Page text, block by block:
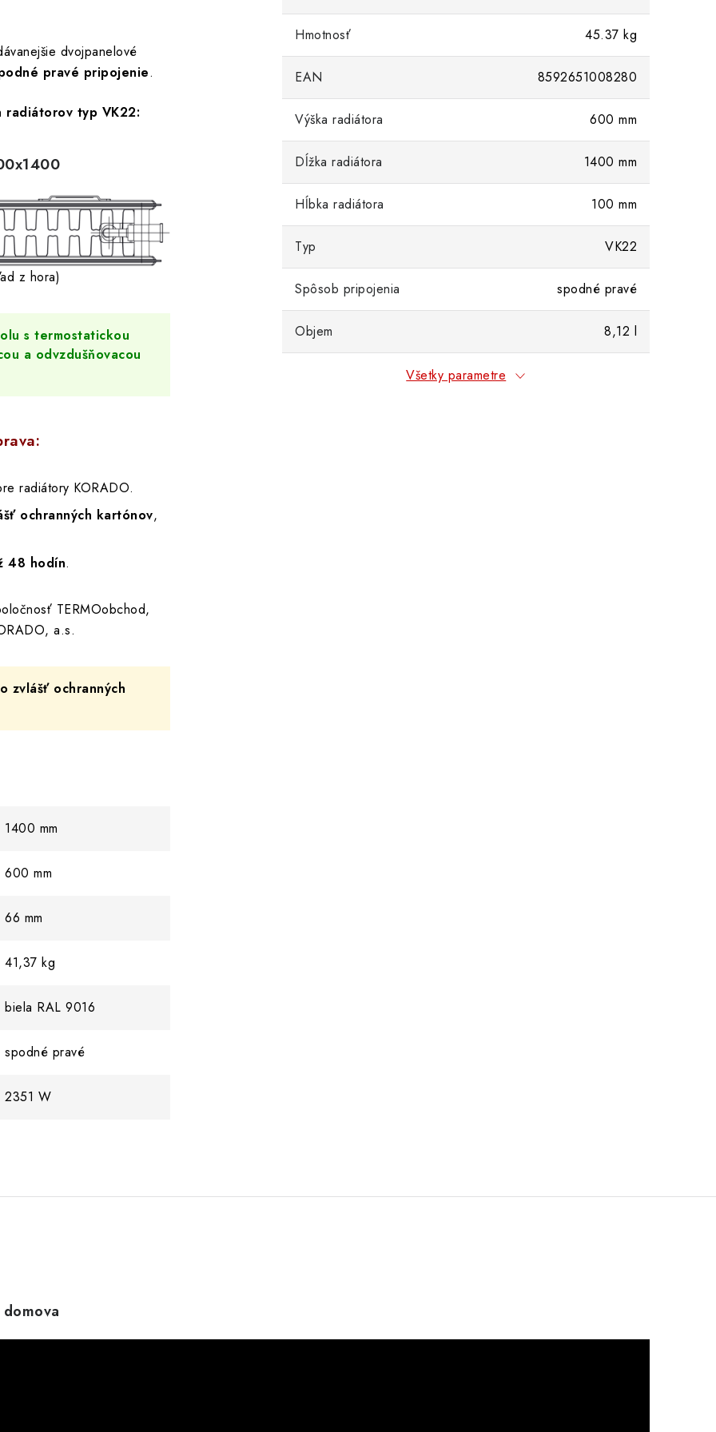
dvojpanelové
pravé pripojenie.
radiátorov typ VK22:
z hora)
s termostatickou
a odvzdušňovacou
radiátory KORADO.
ochranných kartónov,
48 hodín.
TERMOobchod,
a.s.
zvlášť ochranných
1400 mm
600 mm
66 mm
41,37 kg
biela RAL 9016
spodné pravé
2351 W
Hmotnosť 45.37 kg
EAN 8592651008280
Výška radiátora 600 mm
Dĺžka radiátora 1400 mm
Hĺbka radiátora 100 mm
Typ VK22
Spôsob pripojenia spodné pravé
Objem 8,12 l
Všetky parametre